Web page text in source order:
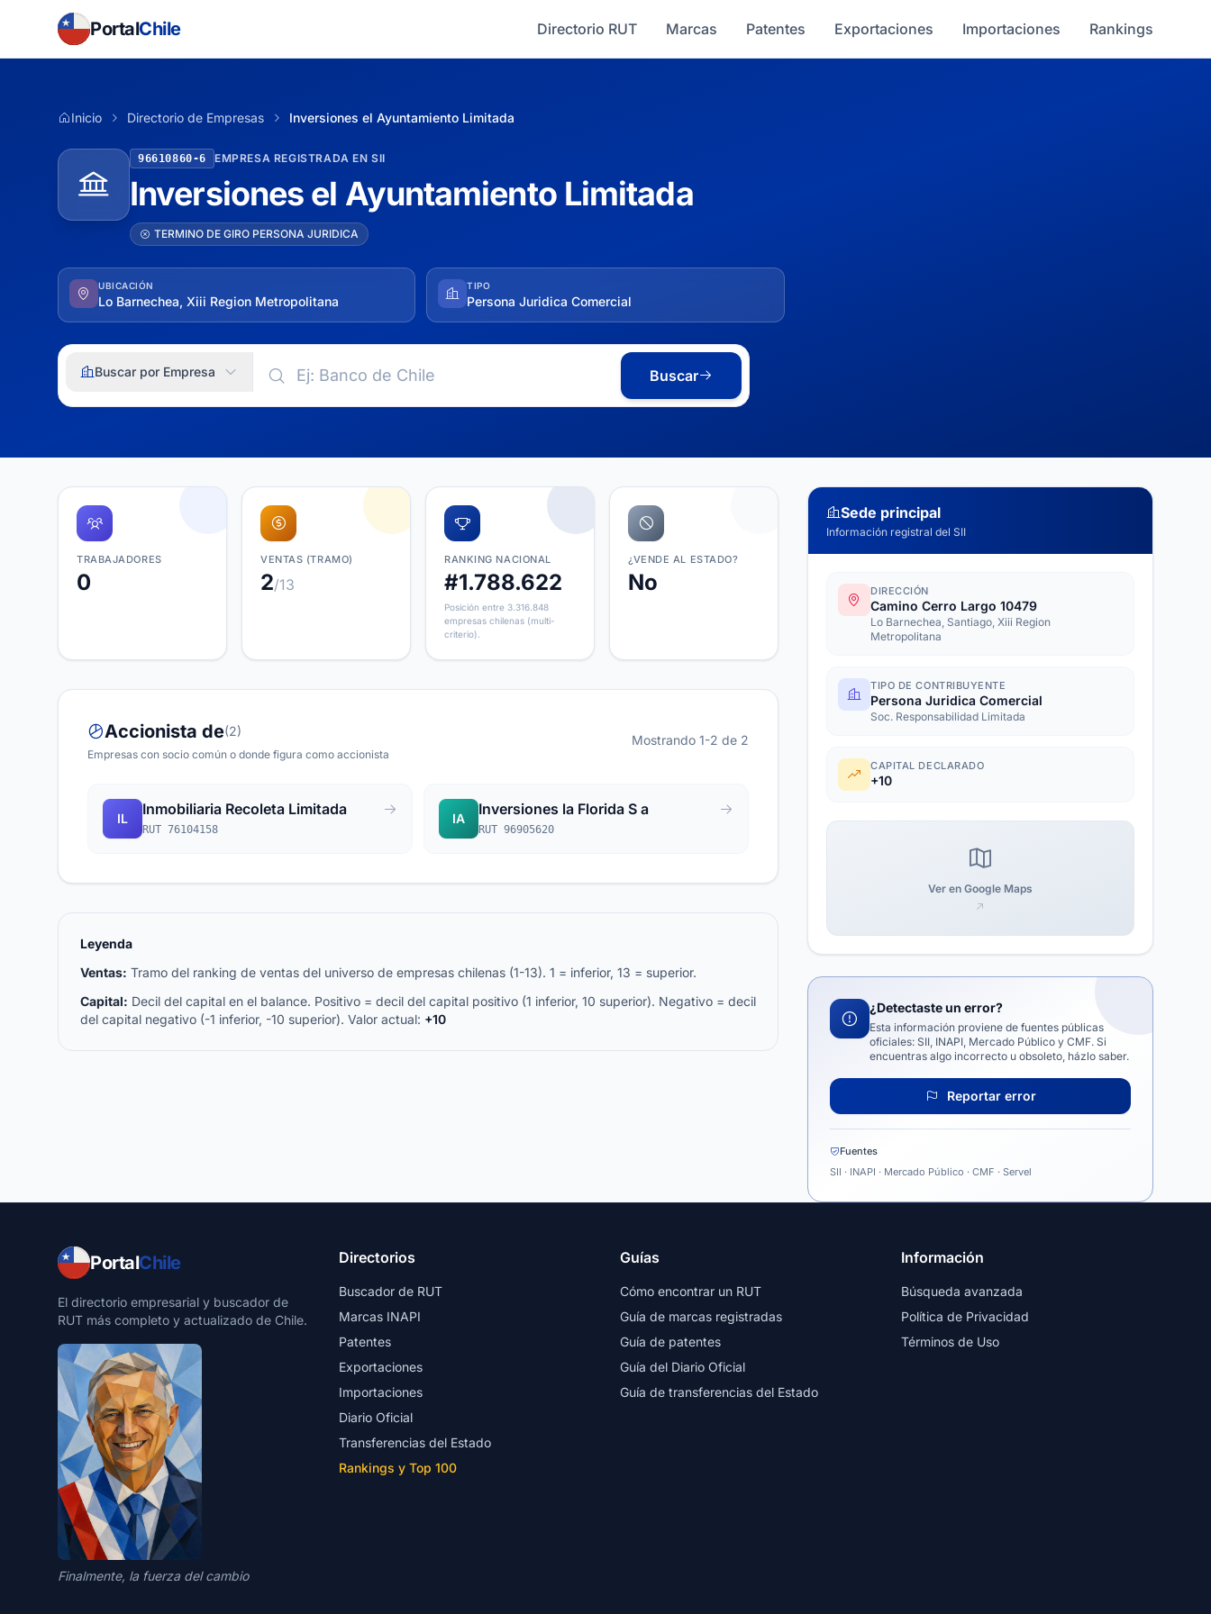
PortalChile Directorio RUT Marcas Patentes Exportaciones Importaciones Rankings
Inicio Directorio de Empresas Inversiones el Ayuntamiento Limitada
96610860-6 EMPRESA REGISTRADA EN SII
Inversiones el Ayuntamiento Limitada
TERMINO DE GIRO PERSONA JURIDICA
UBICACIÓN
Lo Barnechea, Xiii Region Metropolitana
TIPO
Persona Juridica Comercial
Buscar por Empresa Buscar
TRABAJADORES
0
VENTAS (TRAMO)
2/13
RANKING NACIONAL
#1.788.622
Posición entre 3.316.848
empresas chilenas (multi-
criterio).
¿VENDE AL ESTADO?
No
Accionista de(2)
Empresas con socio común o donde figura como accionista
Mostrando 1-2 de 2
IL
Inmobiliaria Recoleta Limitada
RUT 76104158
IA
Inversiones la Florida S a
RUT 96905620
Leyenda
Ventas: Tramo del ranking de ventas del universo de empresas chilenas (1-13). 1 = inferior, 13 = superior.
Capital: Decil del capital en el balance. Positivo = decil del capital positivo (1 inferior, 10 superior). Negativo = decil
del capital negativo (-1 inferior, -10 superior). Valor actual: +10
Sede principal
Información registral del SII
DIRECCIÓN
Camino Cerro Largo 10479
Lo Barnechea, Santiago, Xiii Region
Metropolitana
TIPO DE CONTRIBUYENTE
Persona Juridica Comercial
Soc. Responsabilidad Limitada
CAPITAL DECLARADO
+10
Ver en Google Maps
¿Detectaste un error?
Esta información proviene de fuentes públicas
oficiales: SII, INAPI, Mercado Público y CMF. Si
encuentras algo incorrecto u obsoleto, házlo saber.
Reportar error
Fuentes
SII · INAPI · Mercado Público · CMF · Servel
PortalChile
El directorio empresarial y buscador de
RUT más completo y actualizado de Chile.
Finalmente, la fuerza del cambio
Directorios
Buscador de RUT
Marcas INAPI
Patentes
Exportaciones
Importaciones
Diario Oficial
Transferencias del Estado
Rankings y Top 100
Guías
Cómo encontrar un RUT
Guía de marcas registradas
Guía de patentes
Guía del Diario Oficial
Guía de transferencias del Estado
Información
Búsqueda avanzada
Política de Privacidad
Términos de Uso